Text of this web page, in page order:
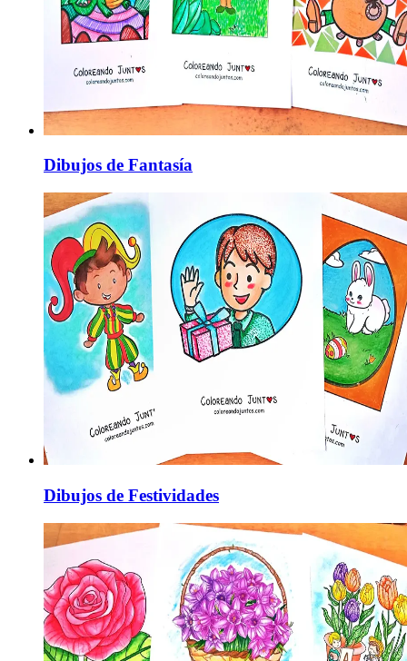
Dibujos de Fantasía
Dibujos de Festividades